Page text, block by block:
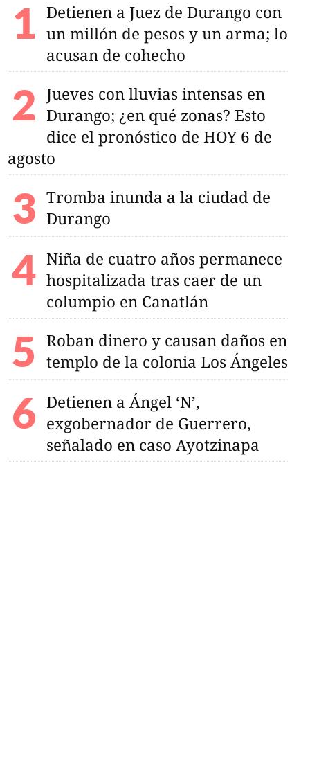
Detienen a Juez de Durango con
un millón de pesos y un arma; lo
acusan de cohecho
Jueves con lluvias intensas en
Durango; ¿en qué zonas? Esto
dice el pronóstico de HOY 6 de
agosto
Tromba inunda a la ciudad de
Durango
Niña de cuatro años permanece
hospitalizada tras caer de un
columpio en Canatlán
Roban dinero y causan daños en
templo de la colonia Los Ángeles
Detienen a Ángel ‘N’,
exgobernador de Guerrero,
señalado en caso Ayotzinapa